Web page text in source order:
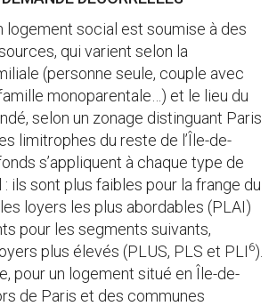
logement social est soumise à des
qui varient selon la
(personne seule, couple avec
monoparentale…) et le lieu du
selon un zonage distinguant Paris
limitrophes du reste de l’Île-de-
s’appliquent à chaque type de
ils sont plus faibles pour la frange du
loyers les plus abordables (PLAI)
pour les segments suivants,
plus élevés (PLUS, PLS et PLI6).
pour un logement situé en Île-de-
de Paris et des communes